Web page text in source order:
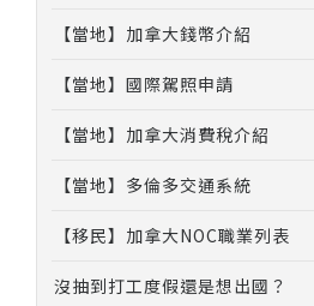
【當地】加拿大錢幣介紹
【當地】國際駕照申請
【當地】加拿大消費稅介紹
【當地】多倫多交通系統
【移民】加拿大NOC職業列表
沒抽到打工度假還是想出國？